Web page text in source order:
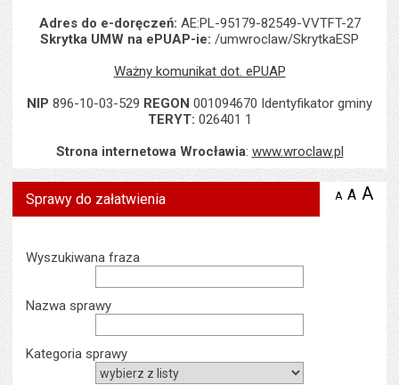
Adres do e-doręczeń: AE:PL-95179-82549-VVTFT-27
Skrytka UMW na ePUAP-ie: /umwroclaw/SkrytkaESP
Ważny komunikat dot. ePUAP
NIP 896-10-03-529 REGON 001094670 Identyfikator gminy
TERYT: 026401 1
Strona internetowa Wrocławia: www.wroclaw.pl
Sprawy do załatwienia A zmniejsz
A A
Wyszukiwarka
Wyszukiwana fraza
Nazwa sprawy
Kategoria sprawy